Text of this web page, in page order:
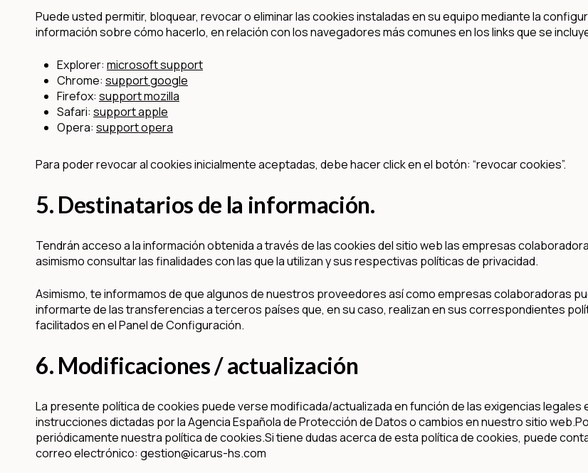
Puede usted permitir, bloquear, revocar o eliminar las cookies instaladas en su equipo mediante la
información sobre cómo hacerlo, en relación con los navegadores más comunes en los links que se
Explorer: microsoft support
Chrome: support google
Firefox: support mozilla
Safari: support apple
Opera: support opera
Para poder revocar al cookies inicialmente aceptadas, debe hacer click en el botón: “revocar cookies”.
5. Destinatarios de la información.
Tendrán acceso a la información obtenida a través de las cookies del sitio web las empresas
asimismo consultar las finalidades con las que la utilizan y sus respectivas políticas de privacidad.
Asimismo, te informamos de que algunos de nuestros proveedores así como empresas colaboradoras
informarte de las transferencias a terceros países que, en su caso, realizan en sus correspondientes
facilitados en el Panel de Configuración.
6. Modificaciones / actualización
La presente política de cookies puede verse modificada/actualizada en función de las exigencias legales
instrucciones dictadas por la Agencia Española de Protección de Datos o cambios en nuestro sitio
periódicamente nuestra política de cookies.Si tiene dudas acerca de esta política de cookies, puede
correo electrónico: gestion@icarus-hs.com